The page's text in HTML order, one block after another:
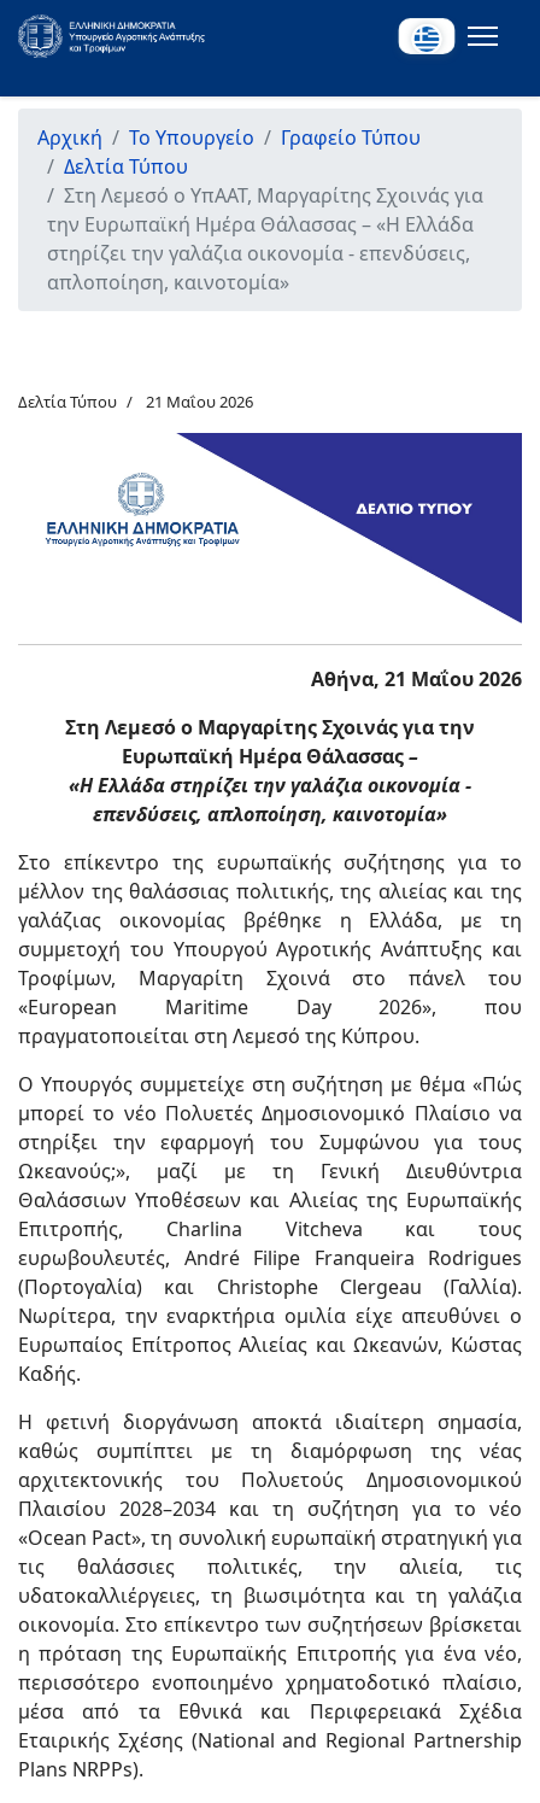
Αρχική Το Υπουργείο
Γραφείο Τύπου
Δελτία Τύπου
Στη Λεμεσό ο ΥπΑΑΤ, Μαργαρίτης Σχοινάς για
την Ευρωπαϊκή Ημέρα Θάλασσας – «Η Ελλάδα
στηρίζει την γαλάζια οικονομία - επενδύσεις,
απλοποίηση, καινοτομία»
Δελτία Τύπου 21 Μαΐου 2026
Αθήνα, 21 Μαΐου 2026
Στη Λεμεσό ο Μαργαρίτης Σχοινάς για την
Ευρωπαϊκή Ημέρα Θάλασσας–
«Η Ελλάδα στηρίζει την γαλάζια οικονομία -
επενδύσεις, απλοποίηση, καινοτομία»
Στο επίκεντρο της ευρωπαϊκής συζήτησης για το
μέλλον της θαλάσσιας πολιτικής, της αλιείας και της
γαλάζιας οικονομίας βρέθηκε η Ελλάδα, με τη
συμμετοχή του Υπουργού Αγροτικής Ανάπτυξης και
Τροφίμων, Μαργαρίτη Σχοινά στο πάνελ του
«European Maritime Day 2026», που
πραγματοποιείται στη Λεμεσό της Κύπρου.
Ο Υπουργός συμμετείχε στη συζήτηση με θέμα «Πώς
μπορεί το νέο Πολυετές Δημοσιονομικό Πλαίσιο να
στηρίξει την εφαρμογή του Συμφώνου για τους
Ωκεανούς;», μαζί με τη Γενική Διευθύντρια
Θαλάσσιων Υποθέσεων και Αλιείας της Ευρωπαϊκής
Επιτροπής, Charlina Vitcheva και τους
ευρωβουλευτές, André Filipe Franqueira Rodrigues
(Πορτογαλία) και Christophe Clergeau (Γαλλία).
Νωρίτερα, την εναρκτήρια ομιλία είχε απευθύνει ο
Ευρωπαίος Επίτροπος Αλιείας και Ωκεανών, Κώστας
Καδής.
Η φετινή διοργάνωση αποκτά ιδιαίτερη σημασία,
καθώς συμπίπτει με τη διαμόρφωση της νέας
αρχιτεκτονικής του Πολυετούς Δημοσιονομικού
Πλαισίου 2028–2034 και τη συζήτηση για το νέο
«Ocean Pact», τη συνολική ευρωπαϊκή στρατηγική για
τις θαλάσσιες πολιτικές, την αλιεία, τις
υδατοκαλλιέργειες, τη βιωσιμότητα και τη γαλάζια
οικονομία. Στο επίκεντρο των συζητήσεων βρίσκεται
η πρόταση της Ευρωπαϊκής Επιτροπής για ένα νέο,
περισσότερο ενοποιημένο χρηματοδοτικό πλαίσιο,
μέσα από τα Εθνικά και Περιφερειακά Σχέδια
Εταιρικής Σχέσης (National and Regional Partnership
Plans NRPPs).